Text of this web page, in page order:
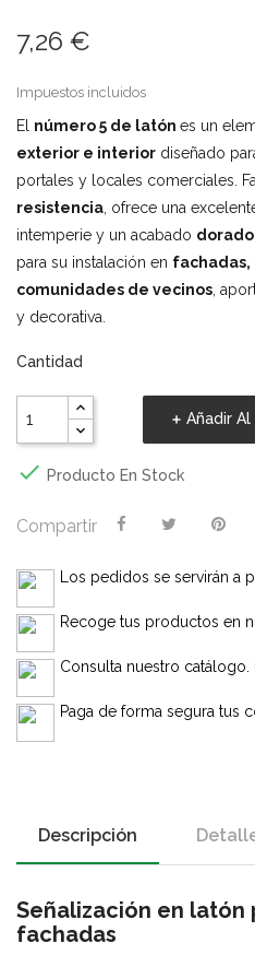
7,26 €
Impuestos incluidos
El número 5 de latón es un
exterior e interior diseñado
portales y locales comerciales.
resistencia , ofrece una
intemperie y un acabado
para su instalación en
comunidades de vecinos ,
y decorativa.
Cantidad
Añadir
 Producto En Stock
Compartir
Los pedidos se servirán a
Recoge tus productos en
Consulta nuestro catálogo.
Paga de forma segura tus
Descripción
Señalización en latón
fachadas